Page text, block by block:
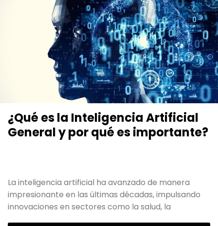
¿Qué es la Inteligencia Artificial
General y por qué es importante?
La inteligencia artificial ha avanzado de manera
impresionante en las últimas décadas, impulsando
innovaciones en sectores como la salud, la